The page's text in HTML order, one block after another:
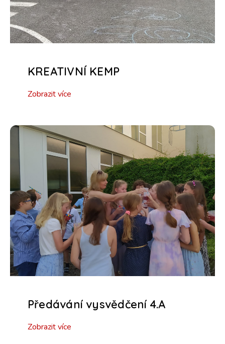
KREATIVNÍ KEMP
Zobrazit více
Předávání vysvědčení 4.A
Zobrazit více